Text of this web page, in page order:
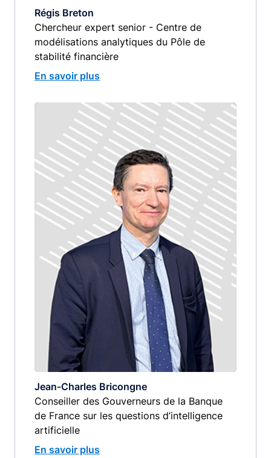
Régis Breton
Chercheur expert senior - Centre de
modélisations analytiques du Pôle de
stabilité financière
En savoir plus
Image image
Jean-Charles Bricongne
Conseiller des Gouverneurs de la Banque
de France sur les questions d’intelligence
artificielle
En savoir plus